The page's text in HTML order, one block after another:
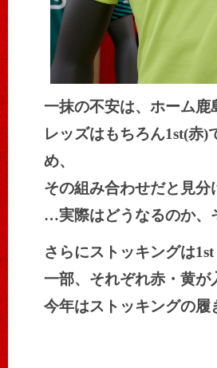
一抹の不安は、ホーム
レッズはもちろん1st(赤
め、
その組み合わせだと見分
…実際はどうなるのか、
さらにストッキングは
一部、それぞれ赤・黄
今年はストッキングの